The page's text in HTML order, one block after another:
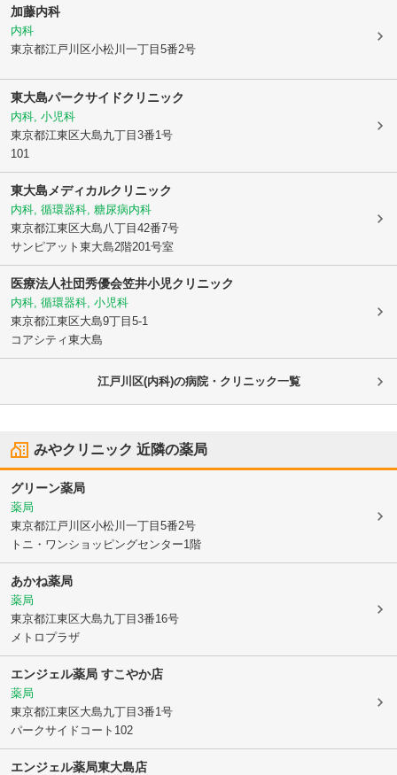
加藤内科
内科
東京都江戸川区小松川一丁目5番2号
東大島パークサイドクリニック
内科, 小児科
東京都江東区大島九丁目3番1号
101
東大島メディカルクリニック
内科, 循環器科, 糖尿病内科
東京都江東区大島八丁目42番7号
サンピアット東大島2階201号室
医療法人社団秀優会笠井小児クリニック
内科, 循環器科, 小児科
東京都江東区大島9丁目5-1
コアシティ東大島
江戸川区(内科)の病院・クリニック一覧
みやクリニック 近隣の薬局
グリーン薬局
薬局
東京都江戸川区小松川一丁目5番2号
トニ・ワンショッピングセンター1階
あかね薬局
薬局
東京都江東区大島九丁目3番16号
メトロプラザ
エンジェル薬局 すこやか店
薬局
東京都江東区大島九丁目3番1号
パークサイドコート102
エンジェル薬局東大島店